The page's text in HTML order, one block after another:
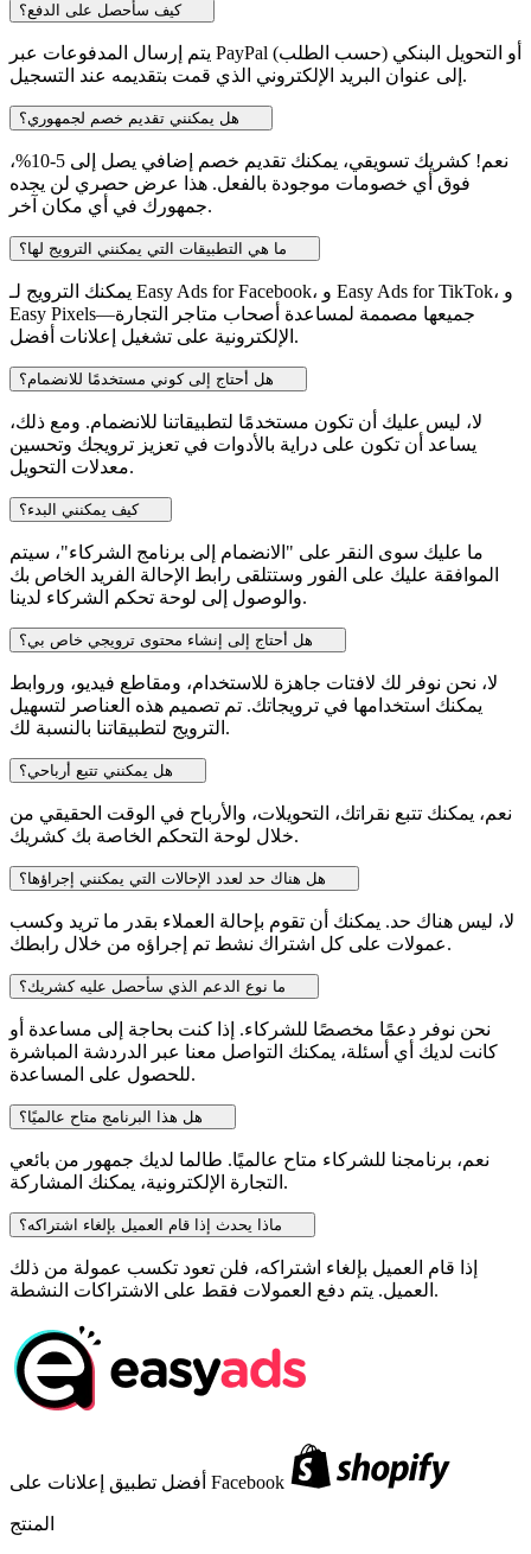
كيف سأحصل على الدفع؟
يتم إرسال المدفوعات عبر PayPal أو التحويل البنكي (حسب الطلب)
إلى عنوان البريد الإلكتروني الذي قمت بتقديمه عند التسجيل.
هل يمكنني تقديم خصم لجمهوري؟
نعم! كشريك تسويقي، يمكنك تقديم خصم إضافي يصل إلى 5-10%،
فوق أي خصومات موجودة بالفعل. هذا عرض حصري لن يجده
جمهورك في أي مكان آخر.
ما هي التطبيقات التي يمكنني الترويج لها؟
يمكنك الترويج لـ Easy Ads for Facebook، و Easy Ads for TikTok، و
Easy Pixels—جميعها مصممة لمساعدة أصحاب متاجر التجارة
الإلكترونية على تشغيل إعلانات أفضل.
هل أحتاج إلى كوني مستخدمًا للانضمام؟
لا، ليس عليك أن تكون مستخدمًا لتطبيقاتنا للانضمام. ومع ذلك،
يساعد أن تكون على دراية بالأدوات في تعزيز ترويجك وتحسين
معدلات التحويل.
كيف يمكنني البدء؟
ما عليك سوى النقر على "الانضمام إلى برنامج الشركاء"، سيتم
الموافقة عليك على الفور وستتلقى رابط الإحالة الفريد الخاص بك
والوصول إلى لوحة تحكم الشركاء لدينا.
هل أحتاج إلى إنشاء محتوى ترويجي خاص بي؟
لا، نحن نوفر لك لافتات جاهزة للاستخدام، ومقاطع فيديو، وروابط
يمكنك استخدامها في ترويجاتك. تم تصميم هذه العناصر لتسهيل
الترويج لتطبيقاتنا بالنسبة لك.
هل يمكنني تتبع أرباحي؟
نعم، يمكنك تتبع نقراتك، التحويلات، والأرباح في الوقت الحقيقي من
خلال لوحة التحكم الخاصة بك كشريك.
هل هناك حد لعدد الإحالات التي يمكنني إجراؤها؟
لا، ليس هناك حد. يمكنك أن تقوم بإحالة العملاء بقدر ما تريد وكسب
عمولات على كل اشتراك نشط تم إجراؤه من خلال رابطك.
ما نوع الدعم الذي سأحصل عليه كشريك؟
نحن نوفر دعمًا مخصصًا للشركاء. إذا كنت بحاجة إلى مساعدة أو
كانت لديك أي أسئلة، يمكنك التواصل معنا عبر الدردشة المباشرة
للحصول على المساعدة.
هل هذا البرنامج متاح عالميًا؟
نعم، برنامجنا للشركاء متاح عالميًا. طالما لديك جمهور من بائعي
التجارة الإلكترونية، يمكنك المشاركة.
ماذا يحدث إذا قام العميل بإلغاء اشتراكه؟
إذا قام العميل بإلغاء اشتراكه، فلن تعود تكسب عمولة من ذلك
العميل. يتم دفع العمولات فقط على الاشتراكات النشطة.
أفضل تطبيق إعلانات على Facebook
المنتج